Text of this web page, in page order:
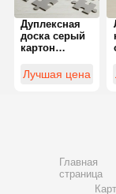
Дуплексная
доска серый
картон
мм
индивидуальная
дизайна
Лучшая цена
Главная
страница